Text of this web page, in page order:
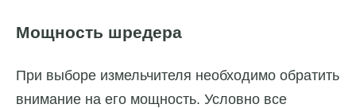
Мощность шредера
При выборе измельчителя необходимо обратить
внимание на его мощность. Условно все